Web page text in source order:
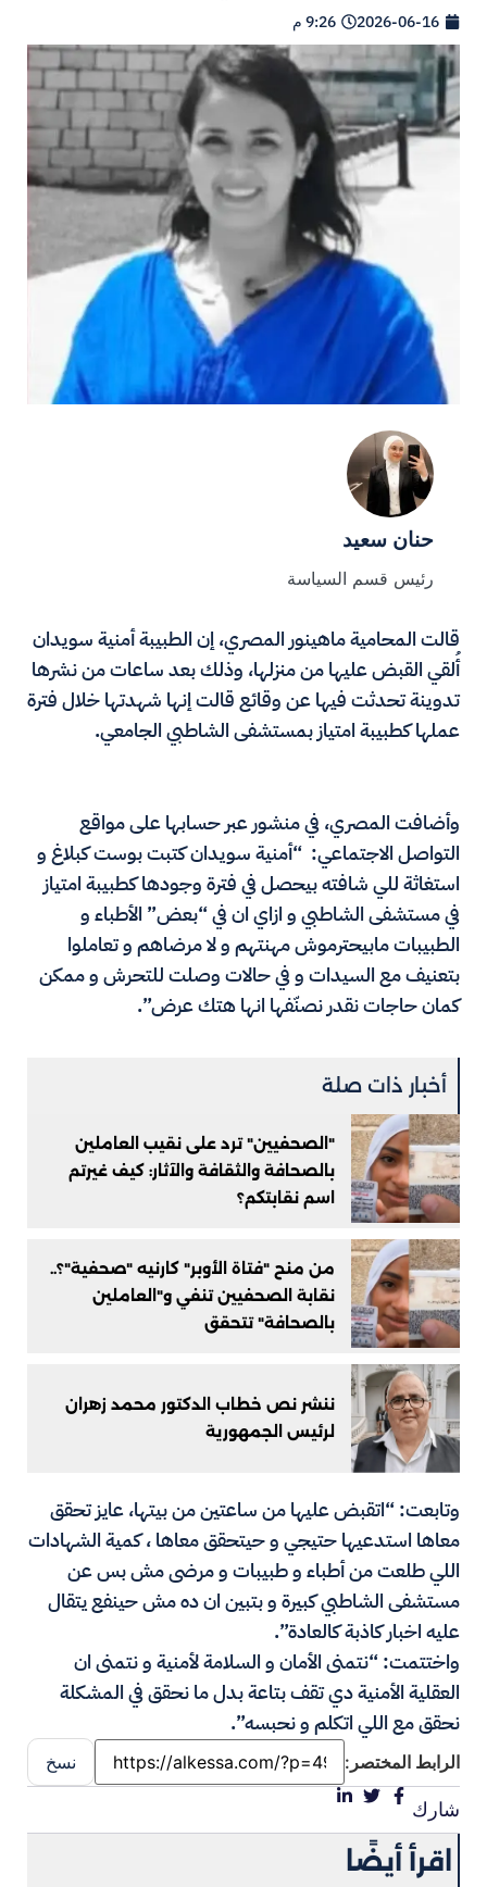
2026-06-16 9:26 م
حنان سعيد
رئيس قسم السياسة
قالت المحامية ماهينور المصري، إن الطبيبة أمنية سويدان
أُلقي القبض عليها من منزلها، وذلك بعد ساعات من نشرها
تدوينة تحدثت فيها عن وقائع قالت إنها شهدتها خلال فترة
عملها كطبيبة امتياز بمستشفى الشاطبي الجامعي.
وأضافت المصري، في منشور عبر حسابها على مواقع
التواصل الاجتماعي: “أمنية سويدان كتبت بوست كبلاغ و
استغاثة للي شافته بيحصل في فترة وجودها كطبيبة امتياز
في مستشفى الشاطبي و ازاي ان في “بعض” الأطباء و
الطبيبات مابيحترموش مهنتهم و لا مرضاهم و تعاملوا
بتعنيف مع السيدات و في حالات وصلت للتحرش و ممكن
كمان حاجات نقدر نصنّفها انها هتك عرض”.
أخبار ذات صلة
"الصحفيين" ترد على نقيب العاملين
بالصحافة والثقافة والآثار: كيف غيرتم
اسم نقابتكم؟
من منح "فتاة الأوبر" كارنيه "صحفية"؟..
نقابة الصحفيين تنفي و"العاملين
بالصحافة" تتحقق
ننشر نص خطاب الدكتور محمد زهران
لرئيس الجمهورية
وتابعت: “اتقبض عليها من ساعتين من بيتها، عايز تحقق
معاها استدعيها حتيجي و حيتحقق معاها ، كمية الشهادات
اللي طلعت من أطباء و طبيبات و مرضى مش بس عن
مستشفى الشاطبي كبيرة و بتبين ان ده مش حينفع يتقال
عليه اخبار كاذبة كالعادة”.
واختتمت: “نتمنى الأمان و السلامة لأمنية و نتمنى ان
العقلية الأمنية دي تقف بتاعة بدل ما نحقق في المشكلة
نحقق مع اللي اتكلم و نحبسه”.
الرابط المختصر: نسخ
شارك
اقرأ أيضًا